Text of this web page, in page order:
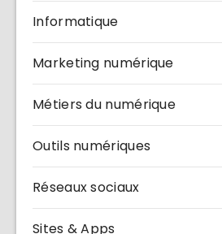
Informatique
Marketing numérique
Métiers du numérique
Outils numériques
Réseaux sociaux
Sites & Apps